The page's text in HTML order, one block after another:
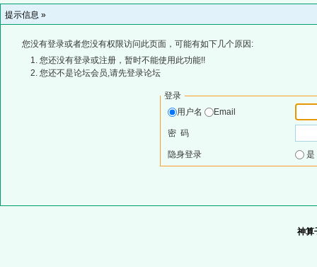
提示信息 »
您没有登录或者您没有权限访问此页面，可能有如下几个原因:
您还没有登录或注册，暂时不能使用此功能!!
您还不是论坛会员,请先登录论坛
登录
用户名
Email
密 码
隐身登录
神算